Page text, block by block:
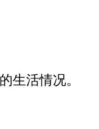
活情况。